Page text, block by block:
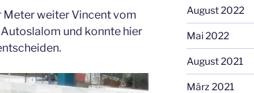
Meter weiter Vincent vom
und konnte hier
August 2022
Mai 2022
August 2021
März 2021